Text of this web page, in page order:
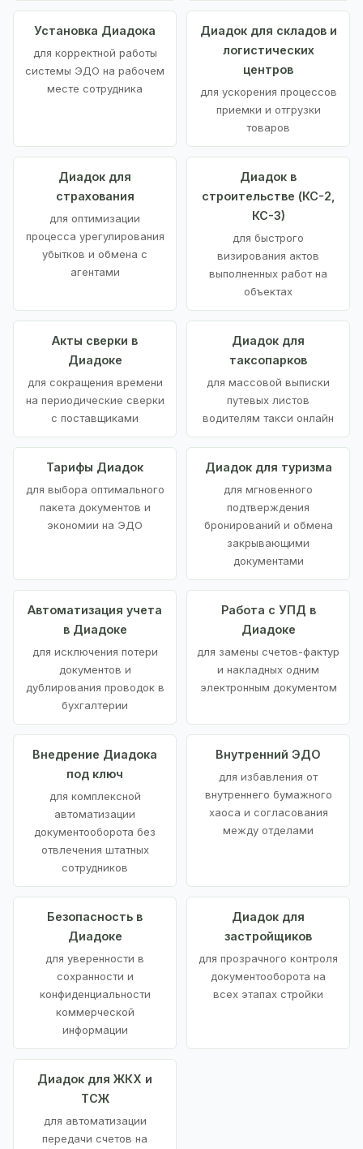
Установка Диадока
для корректной работы
системы ЭДО на рабочем
месте сотрудника
Диадок для складов и
логистических
центров
для ускорения процессов
приемки и отгрузки
товаров
Диадок для
страхования
для оптимизации
процесса урегулирования
убытков и обмена с
агентами
Диадок в
строительстве (КС-2,
КС-3)
для быстрого
визирования актов
выполненных работ на
объектах
Акты сверки в
Диадоке
для сокращения времени
на периодические сверки
с поставщиками
Диадок для
таксопарков
для массовой выписки
путевых листов
водителям такси онлайн
Тарифы Диадок
для выбора оптимального
пакета документов и
экономии на ЭДО
Диадок для туризма
для мгновенного
подтверждения
бронирований и обмена
закрывающими
документами
Автоматизация учета
в Диадоке
для исключения потери
документов и
дублирования проводок в
бухгалтерии
Работа с УПД в
Диадоке
для замены счетов-фактур
и накладных одним
электронным документом
Внедрение Диадока
под ключ
для комплексной
автоматизации
документооборота без
отвлечения штатных
сотрудников
Внутренний ЭДО
для избавления от
внутреннего бумажного
хаоса и согласования
между отделами
Безопасность в
Диадоке
для уверенности в
сохранности и
конфиденциальности
коммерческой
информации
Диадок для
застройщиков
для прозрачного контроля
документооборота на
всех этапах стройки
Диадок для ЖКХ и
ТСЖ
для автоматизации
передачи счетов на